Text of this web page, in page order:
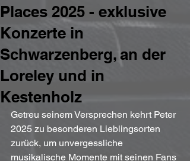
Places 2025 - exklusive
Konzerte in
Schwarzenberg, an der
Loreley und in
Kestenholz
Getreu seinem Versprechen kehrt Peter
2025 zu besonderen Lieblingsorten
zurück, um unvergessliche
musikalische Momente mit seinen Fans